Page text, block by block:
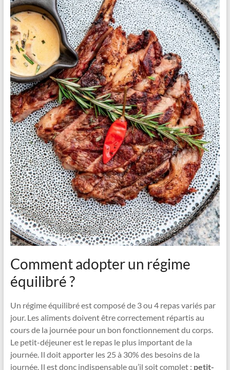
Comment adopter un régime
équilibré ?
Un régime équilibré est composé de 3 ou 4 repas variés par
jour. Les aliments doivent être correctement répartis au
cours de la journée pour un bon fonctionnement du corps.
Le petit-déjeuner est le repas le plus important de la
journée. Il doit apporter les 25 à 30% des besoins de la
journée. Il est donc indispensable qu’il soit complet : petit-